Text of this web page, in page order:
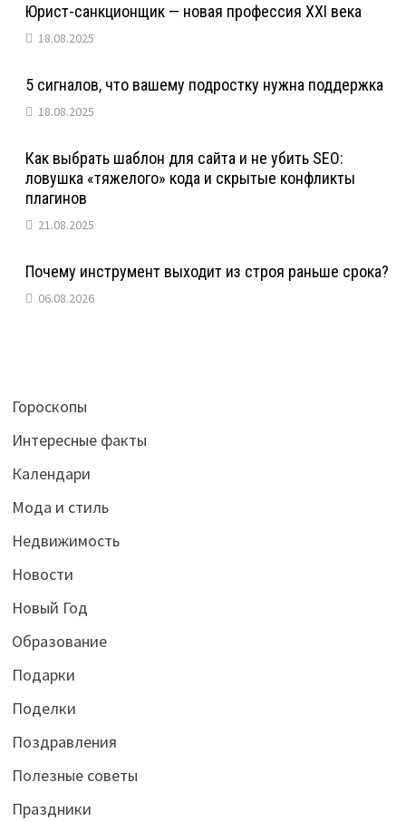
Юрист-санкционщик — новая профессия XXI века
18.08.2025
5 сигналов, что вашему подростку нужна поддержка
18.08.2025
Как выбрать шаблон для сайта и не убить SEO:
ловушка «тяжелого» кода и скрытые конфликты
плагинов
21.08.2025
Почему инструмент выходит из строя раньше срока?
06.08.2026
Гороскопы
Интересные факты
Календари
Мода и стиль
Недвижимость
Новости
Новый Год
Образование
Подарки
Поделки
Поздравления
Полезные советы
Праздники